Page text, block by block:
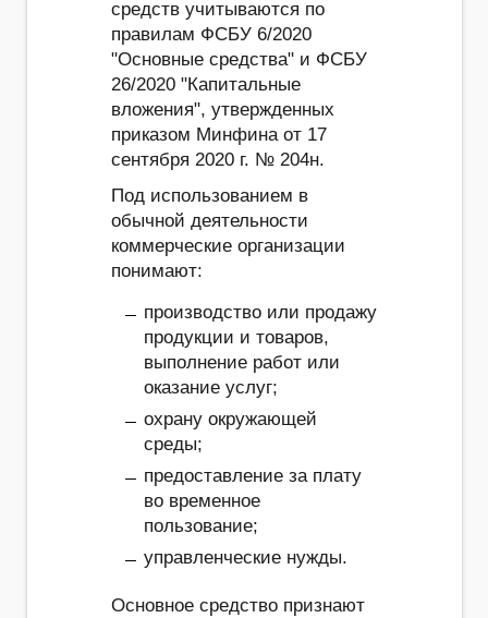
средств учитываются по
правилам ФСБУ 6/2020
"Основные средства" и ФСБУ
26/2020 "Капитальные
вложения", утвержденных
приказом Минфина от 17
сентября 2020 г. № 204н.
Под использованием в
обычной деятельности
коммерческие организации
понимают:
производство или продажу
продукции и товаров,
выполнение работ или
оказание услуг;
охрану окружающей
среды;
предоставление за плату
во временное
пользование;
управленческие нужды.
Основное средство признают